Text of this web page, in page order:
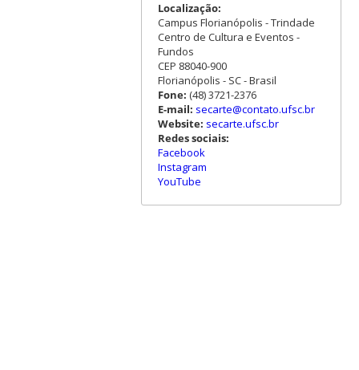
Localização:
Campus Florianópolis - Trindade
Centro de Cultura e Eventos -
Fundos
CEP 88040-900
Florianópolis - SC - Brasil
Fone: (48) 3721-2376
E-mail: secarte@contato.ufsc.br
Website: secarte.ufsc.br
Redes sociais:
Facebook
Instagram
YouTube